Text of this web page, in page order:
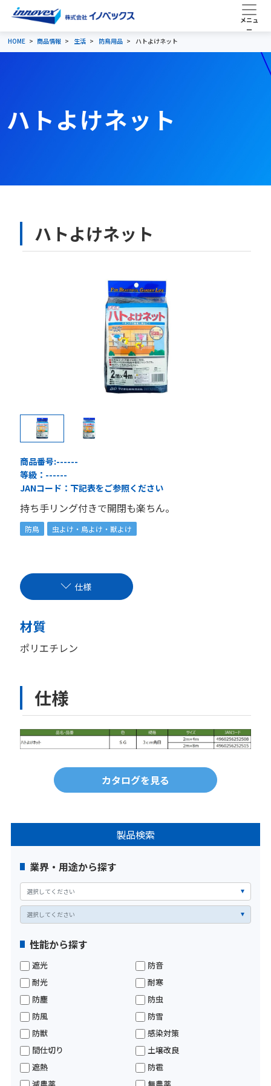
HOME 商品情報 生活 防鳥用品 ハトよけネット
ハトよけネット
ハトよけネット
商品番号:------
等級： ------
JANコード： 下記表をご参照ください
持ち手リング付きで開閉も楽ちん。
防鳥 虫よけ・鳥よけ・獣よけ
仕様
材質
ポリエチレン
仕様
カタログを見る
製品検索
業界・用途から探す
性能から探す
遮光
防音
耐光
耐寒
防塵
防虫
防風
防雪
防獣
感染対策
間仕切り
土壌改良
遮熱
防雹